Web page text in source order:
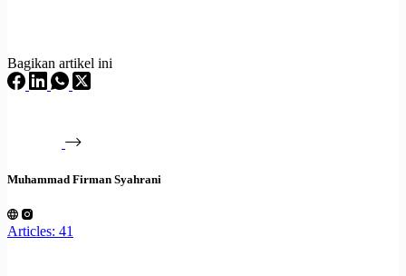
Bagikan artikel ini
Muhammad Firman Syahrani
Articles: 41